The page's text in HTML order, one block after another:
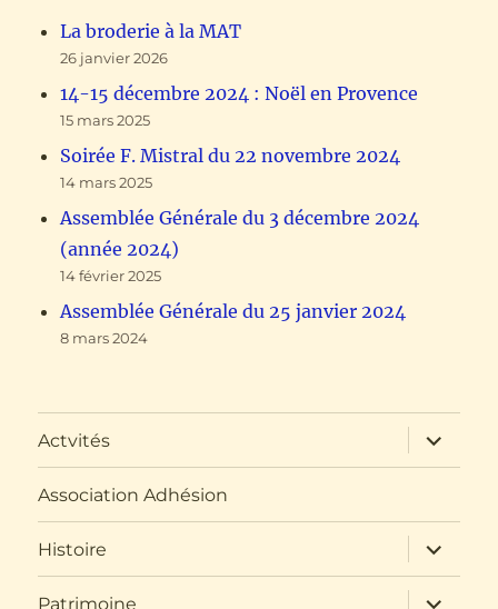
La broderie à la MAT
26 janvier 2026
14-15 décembre 2024 : Noël en Provence
15 mars 2025
Soirée F. Mistral du 22 novembre 2024
14 mars 2025
Assemblée Générale du 3 décembre 2024
(année 2024)
14 février 2025
Assemblée Générale du 25 janvier 2024
8 mars 2024
Actvités
ouvrir
le
sous-
Association Adhésion
Histoire
ouvrir
le
sous-
menu
Patrimoine
ouvrir